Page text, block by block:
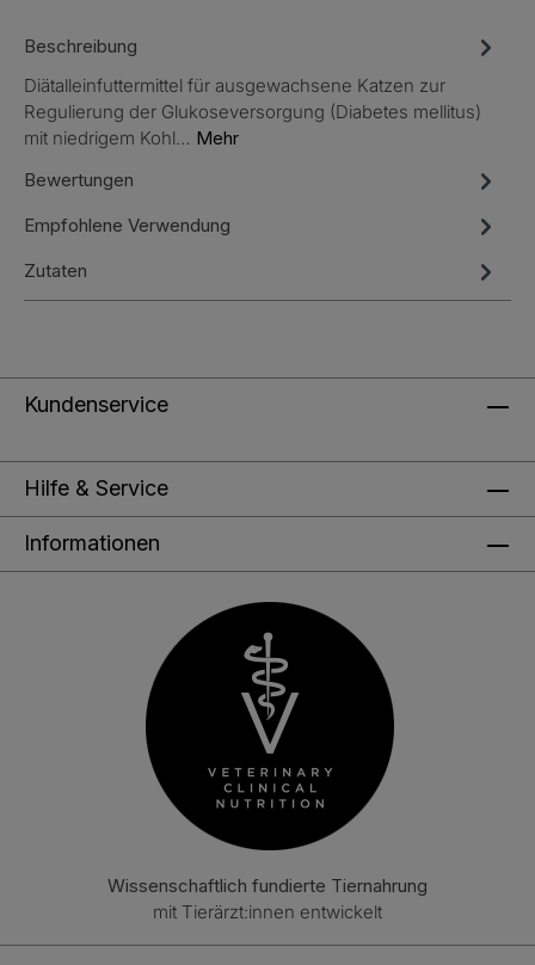
Beschreibung
Diätalleinfuttermittel für ausgewachsene Katzen zur
Regulierung der Glukoseversorgung (Diabetes mellitus)
mit niedrigem Kohl… Mehr
Bewertungen
Empfohlene Verwendung
Zutaten
Kundenservice
Hilfe & Service
Informationen
Wissenschaftlich fundierte Tiernahrung
mit Tierärzt:innen entwickelt